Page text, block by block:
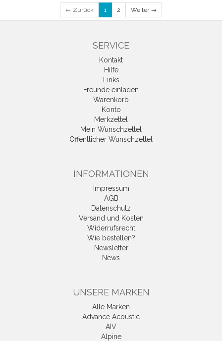
← Zurück 1 2 Weiter →
SERVICE
Kontakt
Hilfe
Links
Freunde einladen
Warenkorb
Konto
Merkzettel
Mein Wunschzettel
Öffentlicher Wunschzettel
INFORMATIONEN
Impressum
AGB
Datenschutz
Versand und Kosten
Widerrufsrecht
Wie bestellen?
Newsletter
News
UNSERE MARKEN
Alle Marken
Advance Acoustic
AIV
Alpine